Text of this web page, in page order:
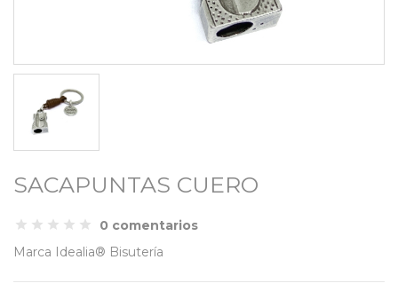
SACAPUNTAS CUERO
0 comentarios
Marca Idealia® Bisutería